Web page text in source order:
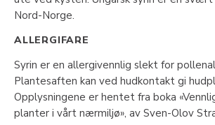
Nord-Norge.
ALLERGIFARE
Syrin er en allergivennlig slekt for
Plantesaften kan ved hudkontakt gi
Opplysningene er hentet fra boka
planter i vårt nærmiljø», av Sven-Olov